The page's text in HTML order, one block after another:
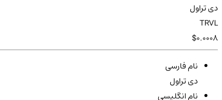
دی تراول
TRVL
$0.0008
نام فارسی
دی تراول
نام انگلیسی